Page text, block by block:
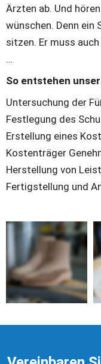
Ärzten ab. Und
wünschen. Denn ein
sitzen. Er muss
…
So entstehen
Untersuchung der
Festlegung des
Erstellung eines
Kostenträger
Herstellung von
Fertigstellung und